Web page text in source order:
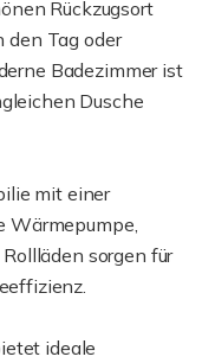
Rückzugsort
den Tag oder
Badezimmer ist
Dusche
mit einer
Wärmepumpe,
sorgen für
ideale